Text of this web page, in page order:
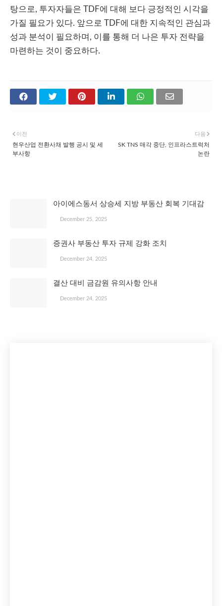
탕으로, 투자자들은 TDF에 대해 보다 긍정적인 시각을
가질 필요가 있다. 앞으로 TDF에 대한 지속적인 관심과
성과 분석이 필요하며, 이를 통해 더 나은 투자 전략을
마련하는 것이 중요하다.
다음
SK TNS 매각 중단, 인프라스트럭처
논란
이전
현우산업 전환사채 발행 공시 및 세
부사항
아이에스동서 상승세 지방 부동산 회복 기대감
December 25, 2025
증권사 부동산 투자 규제 강화 조치
December 24, 2025
결산 대비 금감원 유의사항 안내
December 24, 2025